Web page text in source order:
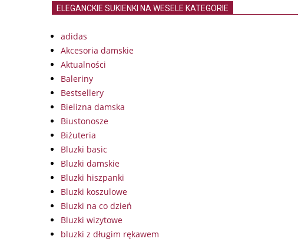
ELEGANCKIE SUKIENKI NA WESELE KATEGORIE
adidas
Akcesoria damskie
Aktualności
Baleriny
Bestsellery
Bielizna damska
Biustonosze
Biżuteria
Bluzki basic
Bluzki damskie
Bluzki hiszpanki
Bluzki koszulowe
Bluzki na co dzień
Bluzki wizytowe
bluzki z długim rękawem